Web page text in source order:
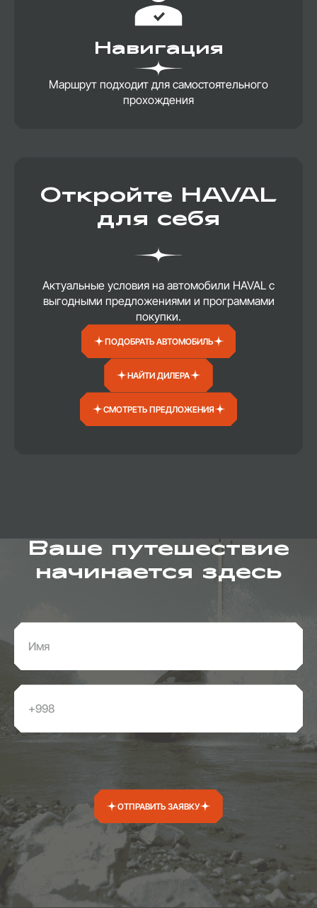
Навигация
Маршрут подходит для самостоятельного
прохождения
Откройте HAVAL
для себя
Актуальные условия на автомобили HAVAL с
выгодными предложениями и программами
покупки.
ПОДОБРАТЬ АВТОМОБИЛЬ
НАЙТИ ДИЛЕРА
СМОТРЕТЬ ПРЕДЛОЖЕНИЯ
Ваше путешествие
начинается здесь
ОТПРАВИТЬ ЗАЯВКУ